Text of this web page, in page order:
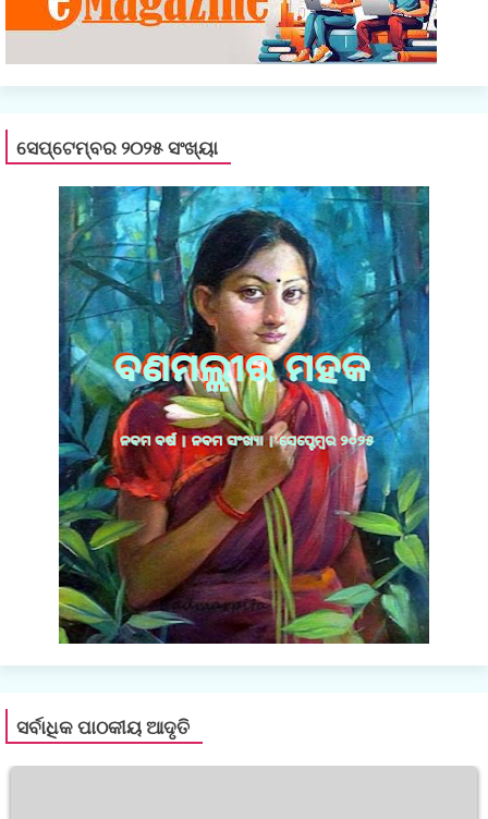
ସେପ୍ଟେମ୍ବର ୨୦୨୫ ସଂଖ୍ୟା
ସର୍ବାଧିକ ପାଠକୀୟ ଆଦୃତି